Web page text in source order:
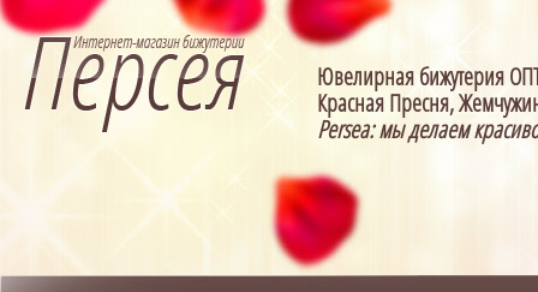
Ювелирная бижутерия
Красная Пресня,
Persea: мы делаем